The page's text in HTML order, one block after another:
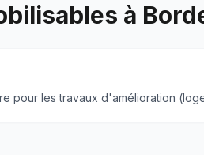
à
pour les travaux d'amélioration